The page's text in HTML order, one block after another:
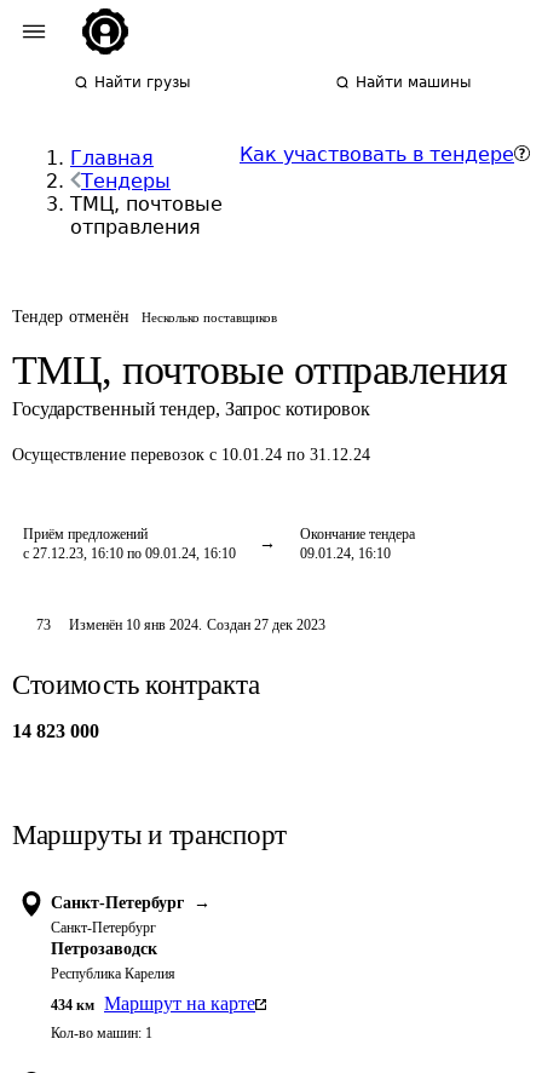
Найти грузы Найти машины
Главная
Тендеры
ТМЦ, почтовые
отправления
Как участвовать в тендере
Тендер отменён Несколько поставщиков
ТМЦ, почтовые отправления
Государственный тендер, Запрос котировок
Осуществление перевозок с 10.01.24 по 31.12.24
Приём предложений
с 27.12.23, 16:10 по 09.01.24, 16:10
Окончание тендера
09.01.24, 16:10
73 Изменён 10 янв 2024. Создан 27 дек 2023
Стоимость контракта
14 823 000
Маршруты и транспорт
Санкт-Петербург →
Санкт-Петербург
Петрозаводск
Республика Карелия
434 км Маршрут на карте
Кол-во машин: 1